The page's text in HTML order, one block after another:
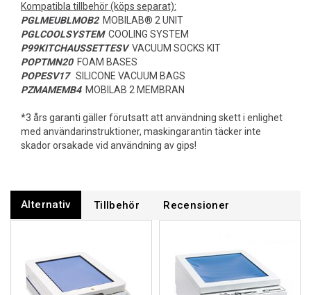
Kompatibla tillbehör (köps separat):
PGLMEUBLMOB2 MOBILAB® 2 UNIT
PGLCOOLSYSTEM COOLING SYSTEM
P99KITCHAUSSETTESVVACUUM SOCKS KIT
POPTMN20 FOAM BASES
POPESV17 SILICONE VACUUM BAGS
PZMAMEMB4 MOBILAB 2 MEMBRAN
*3 års garanti gäller förutsatt att användning skett i enlighet
med användarinstruktioner, maskingarantin täcker inte
skador orsakade vid användning av gips!
Alternativ Tillbehör Recensioner